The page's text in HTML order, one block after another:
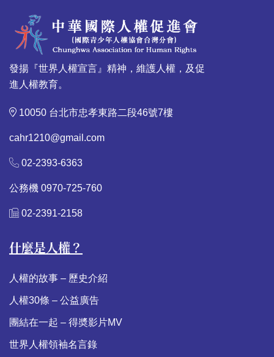
發揚『世界人權宣言』精神，維護人權，及促
進人權教育。
10050 台北市忠孝東路二段46號7樓
cahr1210@gmail.com
02-2393-6363
公務機 0970-725-760
02-2391-2158
什麼是人權？
人權的故事 – 歷史介紹
人權30條 – 公益廣告
團結在一起 – 得奬影片MV
世界人權領袖名言錄